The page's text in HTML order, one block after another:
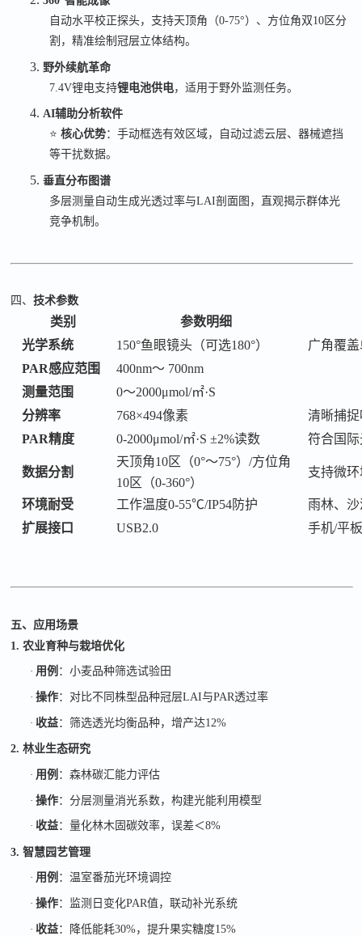
自动水平校正探头，支持天顶角（0-75°）、方位角双10 区分
割，精准绘制冠层立体结构。
3. 野外续航革命
7.4V锂电支持锂电池供电，适用于野外监测任务。
4. AI辅助分析软件
⭐ 核心优势：手动框选有效区域，自动过滤云层、器械遮挡
等干扰数据。
5.垂直分布图谱
多层测量自动生成光透过率与LAI剖面图，直观揭示群体光
竞争机制。
四、技术参数
类别
参数明细
光学系统
150°鱼眼镜头（可选180°）
广角覆
PAR感应范围
400nm～ 700nm
测量范围
0～2000μmol/㎡·S
分辨率
768×494像素
清晰捕
PAR精度
0-2000μmol/㎡·S ±2%读数 符合国
数据分割
天顶角10区（0°～75°）/方位角
10区（0-360°）
支持微
环境耐受 工作温度0-55℃/IP54防护
雨林、
扩展接口
USB2.0 手机/平
五、应用场景
1. 农业育种与栽培优化
· 用例 ：小麦品种筛选试验田
·操作：对比不同株型品种冠层LAI与PAR透过率
· 收益：筛选透光均衡品种，增产达12%
2. 林业生态研究
· 用例 ：森林碳汇能力评估
·操作：分层测量消光系数，构建光能利用模型
· 收益：量化林木固碳效率，误差＜8%
3. 智慧园艺管理
· 用例 ：温室番茄光环境调控
·操作：监测日变化PAR值，联动补光系统
· 收益：降低能耗30%，提升果实糖度15%